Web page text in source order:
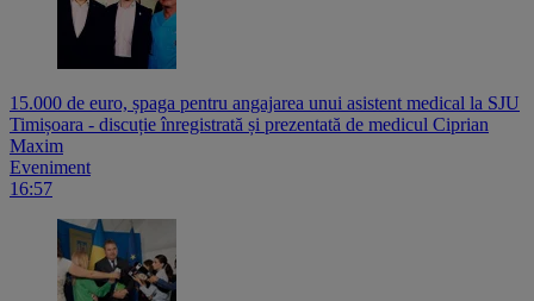
15.000 de euro, șpaga pentru angajarea unui asistent medical la SJU
Timișoara - discuție înregistrată și prezentată de medicul Ciprian
Maxim
Eveniment
16:57